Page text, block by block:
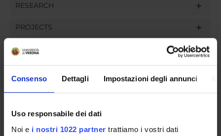
Consenso Dettagli Impostazioni degli annunci
Uso responsabile dei dati
Noi e i nostri 1022 partner trattiamo i vostri dati
RESEARCH
PROJECTS
ASSIGNMENTS